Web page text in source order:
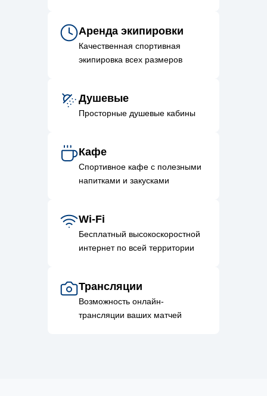
Аренда экипировки
Качественная спортивная
экипировка всех размеров
Душевые
Просторные душевые кабины
Кафе
Спортивное кафе с полезными
напитками и закусками
Wi-Fi
Бесплатный высокоскоростной
интернет по всей территории
Трансляции
Возможность онлайн-
трансляции ваших матчей